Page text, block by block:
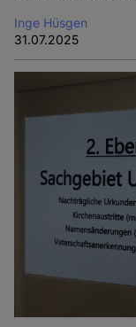
Inge Hüsgen
31.07.2025